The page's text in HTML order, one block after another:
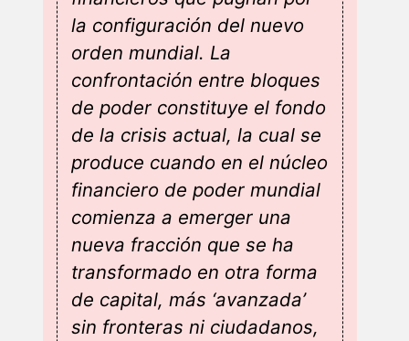
la configuración del nuevo
orden mundial. La
confrontación entre bloques
de poder constituye el fondo
de la crisis actual, la cual se
produce cuando en el núcleo
financiero de poder mundial
comienza a emerger una
nueva fracción que se ha
transformado en otra forma
de capital, más ‘avanzada’
sin fronteras ni ciudadanos,